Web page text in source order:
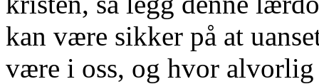
kan være sikker på at
være i oss, og hvor